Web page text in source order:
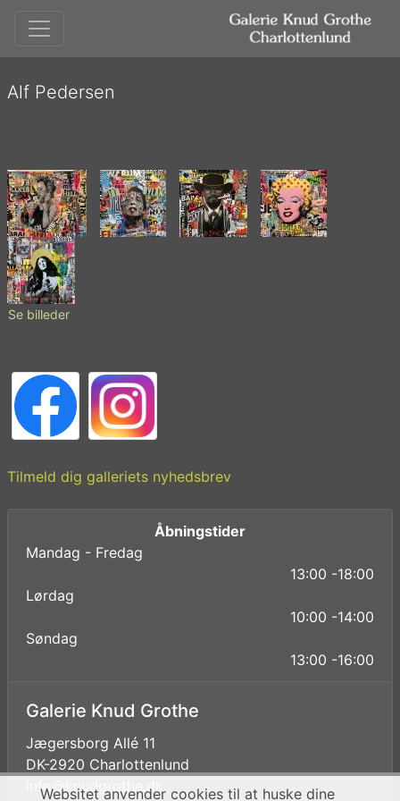
Alf Pedersen
Se billeder
Tilmeld dig galleriets nyhedsbrev
Åbningstider
Mandag - Fredag
13:00 -18:00
Lørdag
10:00 -14:00
Søndag
13:00 -16:00
Galerie Knud Grothe
Jægersborg Allé 11
DK-2920 Charlottenlund
info@knudgrothe.dk
Websitet anvender cookies til at huske dine